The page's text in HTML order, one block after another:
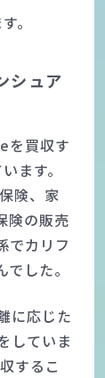
。
シュア
買収す
ます。
険、家
険の販売
でカリフ
した。
に応じた
していま
するこ